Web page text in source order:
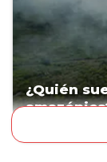
¿Quién